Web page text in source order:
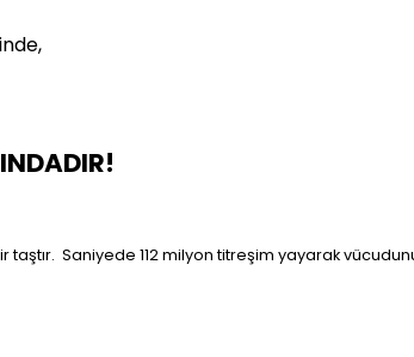
taştır. Saniyede 112 milyon titreşim yayarak